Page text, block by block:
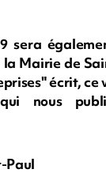
sera
Mairie de
écrit, ce
nous
Paul